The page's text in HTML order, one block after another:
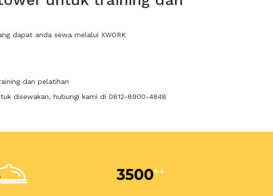
dapat anda sewa melalui XWORK
dan pelatihan
disewakan, hubungi kami di 0812-8900-4848